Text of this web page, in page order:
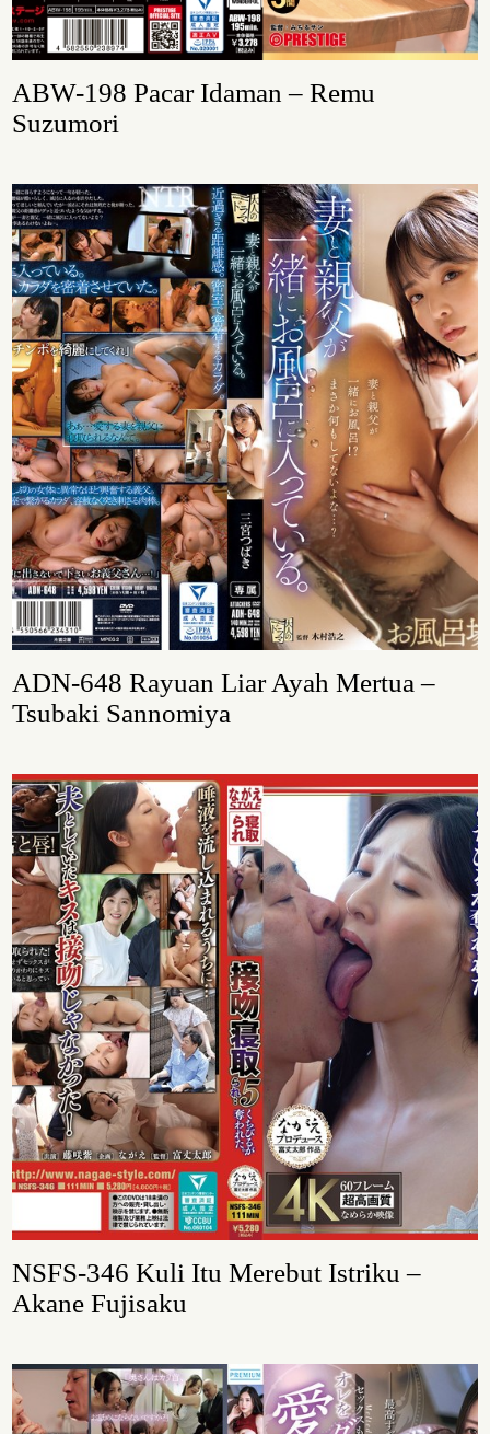
ABW-198 Pacar Idaman – Remu
Suzumori
ADN-648 Rayuan Liar Ayah Mertua –
Tsubaki Sannomiya
NSFS-346 Kuli Itu Merebut Istriku –
Akane Fujisaku